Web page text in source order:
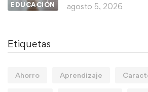
EDUCACIÓN agosto 5, 2026
Etiquetas
Ahorro Aprendizaje